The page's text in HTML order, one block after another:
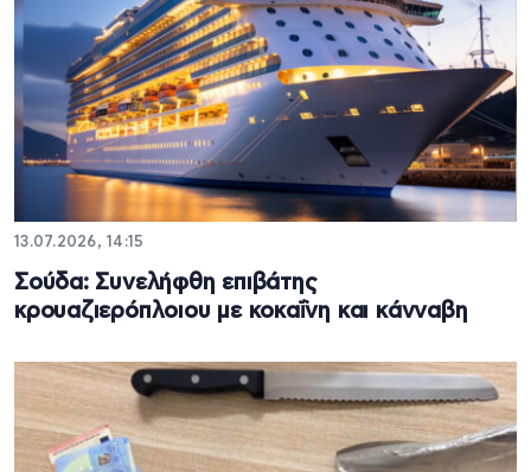
13.07.2026, 14:15
Σούδα: Συνελήφθη επιβάτης
κρουαζιερόπλοιου με κοκαΐνη και κάνναβη